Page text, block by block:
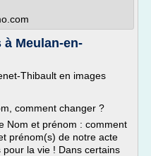
Meulan-en-
Thibault en images
comment changer ?
Nom et prénom : comment
prénom(s) de notre acte
la vie ! Dans certains